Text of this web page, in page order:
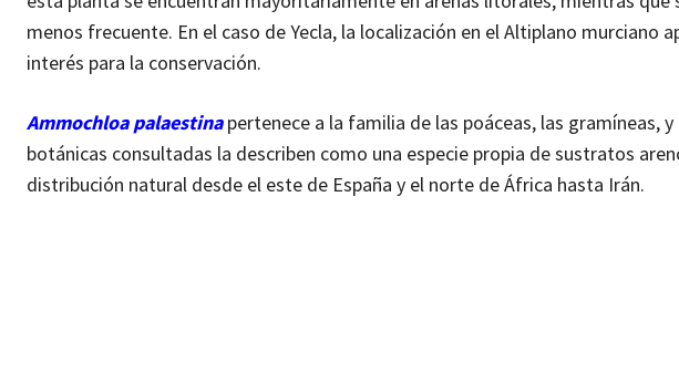
menos frecuente. En el caso de Yecla, la localización en el Altiplano
interés para la conservación.
Ammochloa palaestinapertenece a la familia de las poáceas, las gramíneas,
botánicas consultadas la describen como una especie propia de sustratos
distribución natural desde el este de España y el norte de África hasta Irán.